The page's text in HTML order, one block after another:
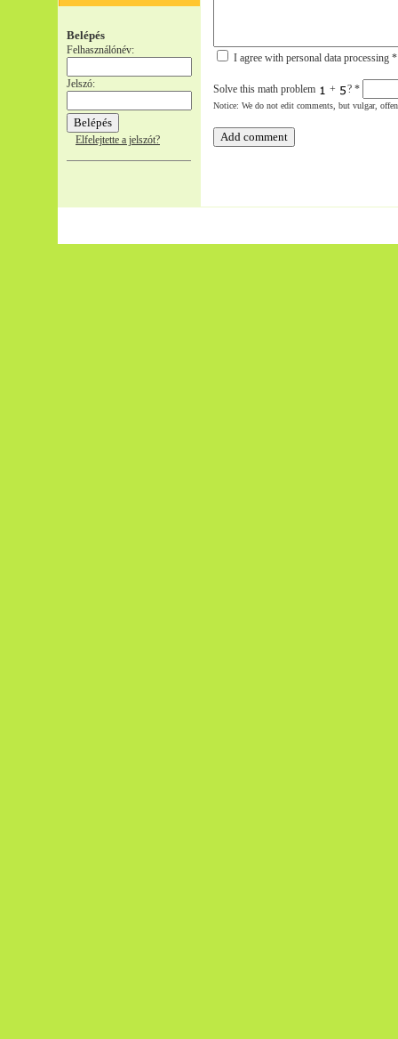
Belépés
Felhasználónév:
Jelszó:
Elfelejtette a jelszót?
I agree with personal data processing *
Solve this math problem + ? *
Notice: We do not edit comments, but vulgar,